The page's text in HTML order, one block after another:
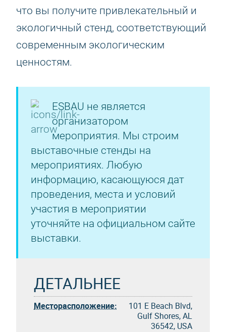
что вы получите привлекательный и
экологичный стенд, соответствующий
современным экологическим
ценностям.
ESBAU не является
организатором
мероприятия. Мы строим
выставочные стенды на
мероприятиях. Любую
информацию, касающуюся дат
проведения, места и условий
участия в мероприятии
уточняйте на официальном сайте
выставки.
ДЕТАЛЬНЕЕ
Месторасположение:
101 E Beach Blvd,
Gulf Shores, AL
36542, USA